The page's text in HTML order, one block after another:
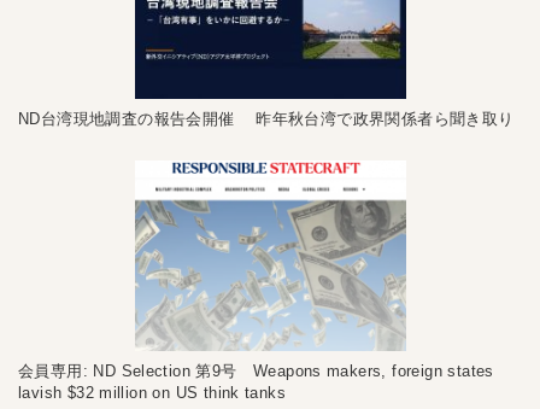
ND台湾現地調査の報告会開催 昨年秋台湾で政界関係者ら聞き取り
会員専用: ND Selection 第9号 Weapons makers, foreign states
lavish $32 million on US think tanks